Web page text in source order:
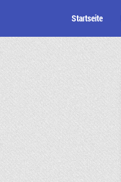
Zum
Seiteninhalt
Startseite